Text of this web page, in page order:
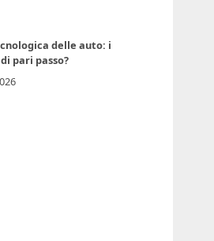
delle auto: i
pari passo?